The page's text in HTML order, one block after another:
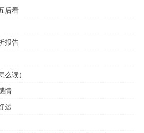
后看
报告
读）
情
运